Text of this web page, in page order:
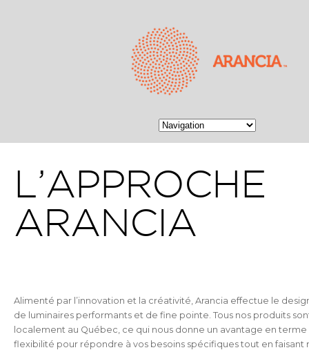
L’APPROCHE
ARANCIA
Alimenté par l’innovation et la créativité, Arancia effectue le
de luminaires performants et de fine pointe. Tous nos produits
localement au Québec, ce qui nous donne un avantage en
flexibilité pour répondre à vos besoins spécifiques tout en faisant